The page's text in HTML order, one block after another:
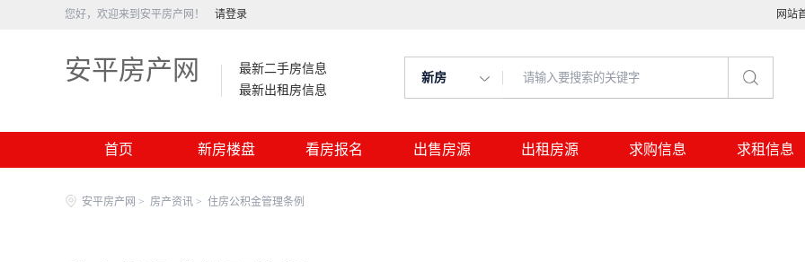
您好，欢迎来到安平房产网！ 请登录 网站
安平房产网
最新二手房信息
最新出租房信息
新房
首页 新房楼盘 看房报名 出售房源 出租房源 求购信息 求租信息
安平房产网 > 房产资讯 > 住房公积金管理条例